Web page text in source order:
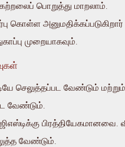
பொறுத்து மாறலாம்.
கொள்ள
முறையாகவும்.
செலுத்தப்பட வேண்டும்
வேண்டும்.
பிரத்தியேகமானவை.
வேண்டும்.